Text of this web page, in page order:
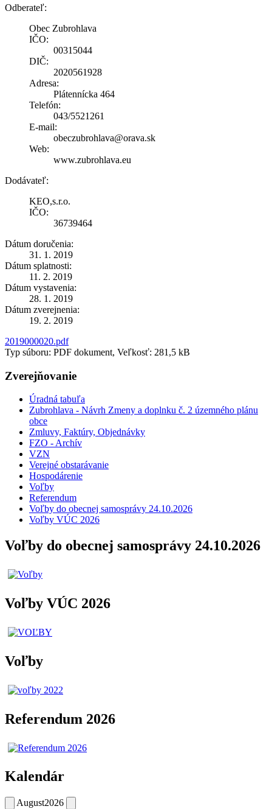
Odberateľ:
Obec Zubrohlava
IČO:
00315044
DIČ:
2020561928
Adresa:
Plátennícka 464
Telefón:
043/5521261
E-mail:
obeczubrohlava@orava.sk
Web:
www.zubrohlava.eu
Dodávateľ:
KEO,s.r.o.
IČO:
36739464
Dátum doručenia:
31. 1. 2019
Dátum splatnosti:
11. 2. 2019
Dátum vystavenia:
28. 1. 2019
Dátum zverejnenia:
19. 2. 2019
2019000020.pdf
Typ súboru: PDF dokument, Veľkosť: 281,5 kB
Zverejňovanie
Úradná tabuľa
Zubrohlava - Návrh Zmeny a doplnku č. 2 územného plánu
obce
Zmluvy, Faktúry, Objednávky
FZO - Archív
VZN
Verejné obstarávanie
Hospodárenie
Voľby
Referendum
Voľby do obecnej samosprávy 24.10.2026
Voľby VÚC 2026
Voľby do obecnej samosprávy 24.10.2026
Voľby VÚC 2026
Voľby
Referendum 2026
Kalendár
August2026